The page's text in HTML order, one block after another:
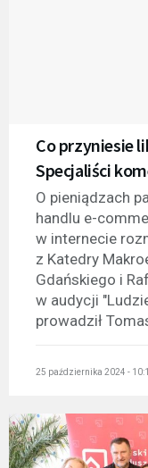
Co przyniesie
Specjaliści
O pieniądzach
handlu e-
w internecie
z Katedry
Gdańskiego i
w audycji
prowadził
25 października 2024 -